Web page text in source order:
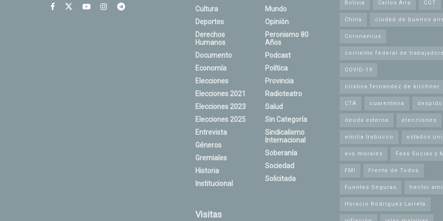
Cultura
Deportes
Derechos
Humanos
Documento
Economía
Elecciones
Elecciones 2021
Elecciones 2023
Elecciones 2025
Entrevista
Géneros
Gremiales
Historia
Institucional
Mundo
Opinión
Peronismo 80
Años
Podcast
Política
Provincia
Radioteatro
Salud
Sin Categoría
Sindicalismo
Internacional
Soberanía
Sociedad
Solicitada
Visitas
Bolivia Carlos Aira CGT
China ciudad de buenos
Coronavirus
corriente federal de
COVID-19
cristina fernandez de kirchner
CTA cuarentena
deuda externa elecciones
emilia trabucco estados
evo morales Feas Sucias y
FMI Frente de Todos
Fuentes Seguras hector
Horacio Rodríguez Larreta